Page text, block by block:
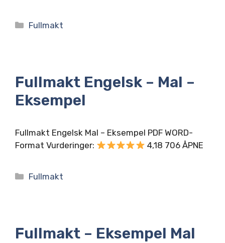
Kategorier
Fullmakt
Fullmakt Engelsk – Mal –
Eksempel
Fullmakt Engelsk Mal – Eksempel PDF WORD-
Format Vurderinger:
4,18 706 ÅPNE
Kategorier
Fullmakt
Fullmakt – Eksempel Mal